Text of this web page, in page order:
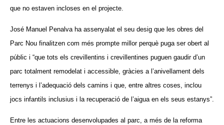
que no estaven incloses en el projecte.
José Manuel Penalva ha assenyalat el seu desig que les obres del
Parc Nou finalitzen com més prompte millor perquè puga ser obert al
públic i “que tots els crevillentins i crevillentines puguen gaudir d’un
parc totalment remodelat i accessible, gràcies a l’anivellament dels
terrenys i l’adequació dels camins i que, entre altres coses, inclou
jocs infantils inclusius i la recuperació de l’aigua en els seus estanys”.
Entre les actuacions desenvolupades al parc, a més de la reforma